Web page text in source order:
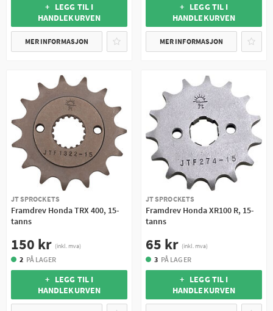
+ LEGG TIL I
HANDLEKURVEN
MER INFORMASJON
+ LEGG TIL I
HANDLEKURVEN
MER INFORMASJON
JT SPROCKETS
Framdrev Honda TRX 400, 15-
tanns
150 kr (inkl. mva)
2 PÅ LAGER
+ LEGG TIL I
HANDLEKURVEN
JT SPROCKETS
Framdrev Honda XR100 R, 15-
tanns
65 kr (inkl. mva)
3 PÅ LAGER
+ LEGG TIL I
HANDLEKURVEN